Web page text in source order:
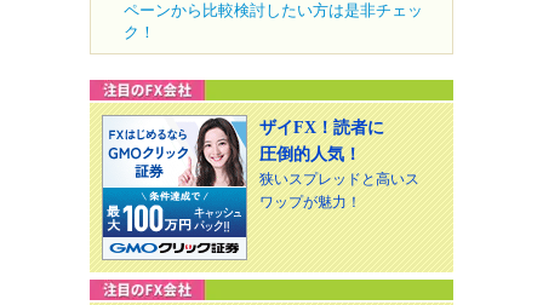
ペーンから比較検討したい方は是非チェッ
ク！
ザイFX！読者に
圧倒的人気！
狭いスプレッドと高いス
ワップが魅力！